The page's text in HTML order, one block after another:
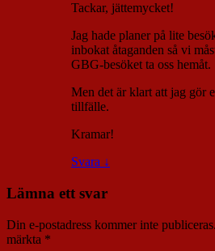
Tackar, jättemycket!
Jag hade planer på lite
inbokat åtaganden så vi
GBG-besöket ta oss hemåt.
Men det är klart att jag gör
tillfälle.
Kramar!
Svara ↓
Lämna ett svar
Din e-postadress kommer inte publiceras.
märkta *